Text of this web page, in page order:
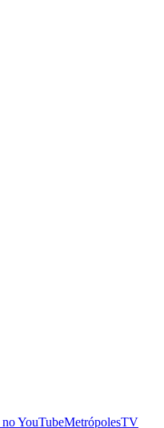
YouTubeMetrópolesTV